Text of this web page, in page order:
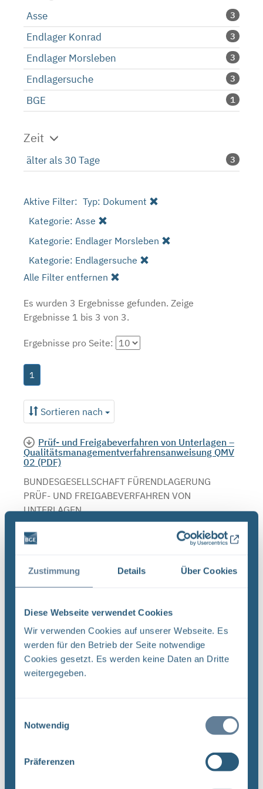
Zustimmung Details Über Cookies
Diese Webseite verwendet Cookies
Wir verwenden Cookies auf unserer Webseite. Es
werden für den Betrieb der Seite notwendige
Cookies gesetzt. Es werden keine Daten an Dritte
weitergegeben.
Notwendig
Präferenzen
Asse 3
Endlager Konrad 3
Endlager Morsleben 3
Endlagersuche 3
BGE 1
Zeit
älter als 30 Tage 3
Aktive Filter: Typ: Dokument
Kategorie: Asse
Kategorie: Endlager Morsleben
Kategorie: Endlagersuche
Alle Filter entfernen
Es wurden 3 Ergebnisse gefunden. Zeige
Ergebnisse 1 bis 3 von 3.
Ergebnisse pro Seite:
1
Sortieren nach
Prüf- und Freigabeverfahren von Unterlagen –
Qualitätsmanagementverfahrensanweisung QMV
02 (PDF)
BUNDESGESELLSCHAFT FÜRENDLAGERUNG
PRÜF- UND FREIGABEVERFAHREN VON
UNTERLAGEN
QUALITÄTSMANAGEMENTVERFAHRENSANWEISUNG
QMV 02 : ,.. In Projekt PSP-Element
UA ...
20.03.2019 | Upload am: 12.12.2022
Revision von Unterlagen –
Qualitätsmanagementverfahrensanweisung QMV
03 (PDF)
NAAN NNNNNNNNNN NNAAANN AANNNA AANN
Ersteller/Unterschrift: QM Stempelfeld: UA ...